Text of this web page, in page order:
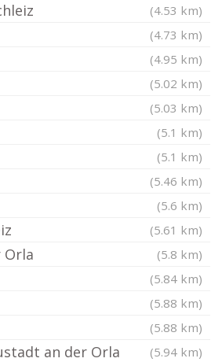
(4.53 km)
(4.73 km)
(4.95 km)
(5.02 km)
(5.03 km)
(5.1 km)
(5.1 km)
(5.46 km)
(5.6 km)
(5.61 km)
Orla (5.8 km)
(5.84 km)
(5.88 km)
(5.88 km)
an der Orla (5.94 km)